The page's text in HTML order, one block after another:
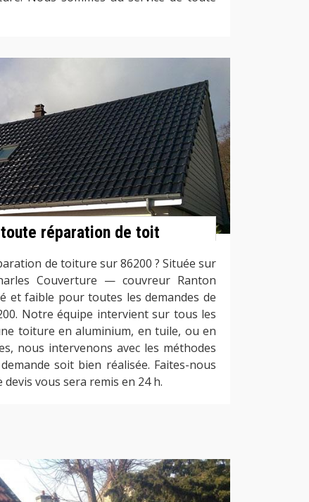
réparation de toit
de toiture sur 86200 ? Située sur
Couverture — couvreur Ranton
et faible pour toutes les demandes de
Notre équipe intervient sur tous les
toiture en aluminium, en tuile, ou en
nous intervenons avec les méthodes
soit bien réalisée. Faites-nous
vous sera remis en 24 h.